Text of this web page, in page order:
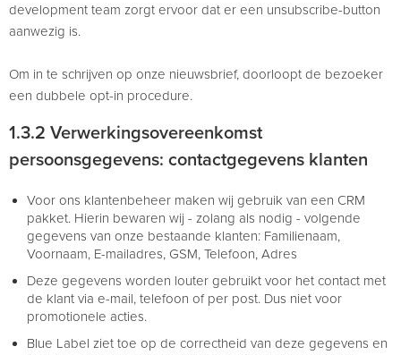
development team zorgt ervoor dat er een unsubscribe-button
aanwezig is.
Om in te schrijven op onze nieuwsbrief, doorloopt de bezoeker
een dubbele opt-in procedure.
1.3.2 Verwerkingsovereenkomst
persoonsgegevens: contactgegevens klanten
Voor ons klantenbeheer maken wij gebruik van een CRM
pakket. Hierin bewaren wij - zolang als nodig - volgende
gegevens van onze bestaande klanten: Familienaam,
Voornaam, E-mailadres, GSM, Telefoon, Adres
Deze gegevens worden louter gebruikt voor het contact met
de klant via e-mail, telefoon of per post. Dus niet voor
promotionele acties.
Blue Label ziet toe op de correctheid van deze gegevens en